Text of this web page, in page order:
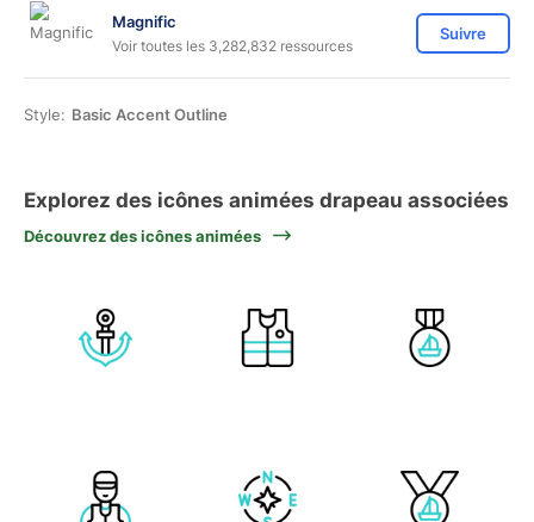
Magnific
Voir toutes les 3,282,832 ressources
Suivre
Style: Basic Accent Outline
Explorez des icônes animées drapeau associées
Découvrez des icônes animées